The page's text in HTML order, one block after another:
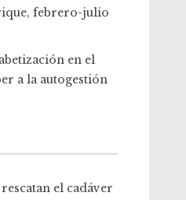
febrero-julio
en el
a la autogestión
el cadáver